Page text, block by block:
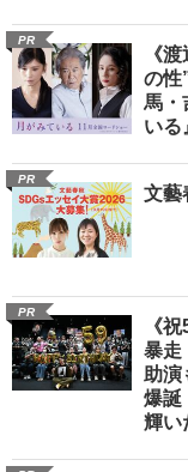
PR
《
の性
馬・
いる
PR
文藝
PR
《
暴走
助演
爆誕
輝い